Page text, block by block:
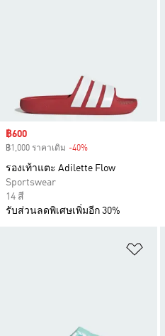
Sale price
฿600
฿1,000 ราคาเดิม -40%
รองเท้าแตะ Adilette Flow
Sportswear
14 สี
รับส่วนลดพิเศษเพิ่มอีก 30%